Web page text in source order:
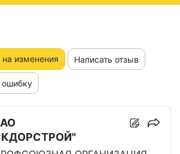
изменения Написать отзыв
ошибку